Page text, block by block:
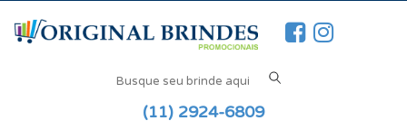
(11) 2924-6809